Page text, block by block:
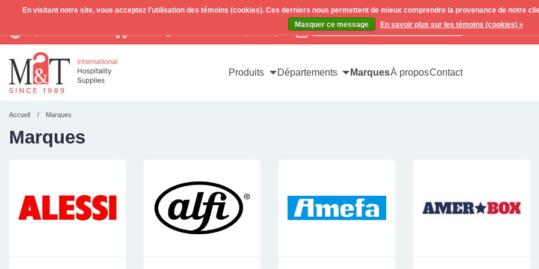
Contactez-nous pour toutes vos demandes
Produits Départements MarquesÀ proposContact
Accueil Marques
Marques
En visitant notre site, vous acceptez l'utilisation des témoins (cookies). Ces derniers nous permettent de mieux comprendre la provenance de notre
Masquer ce message
En savoir plus sur les témoins (cookies) »